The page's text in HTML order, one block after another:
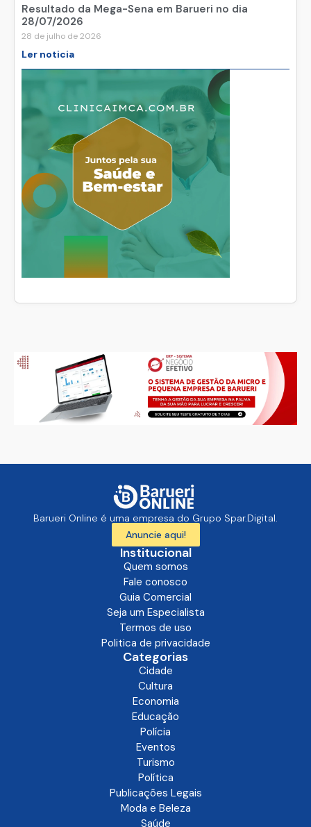
Resultado da Mega-Sena em Barueri no dia
28/07/2026
28 de julho de 2026
Ler noticia
Barueri Online é uma empresa do Grupo Spar.Digital.
Anuncie aqui!
Institucional
Quem somos
Fale conosco
Guia Comercial
Seja um Especialista
Termos de uso
Politica de privacidade
Categorias
Cidade
Cultura
Economia
Educação
Polícia
Eventos
Turismo
Política
Publicações Legais
Moda e Beleza
Saúde